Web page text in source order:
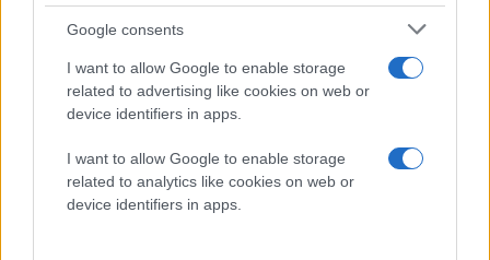
Google consents
I want to allow Google to enable storage
related to advertising like cookies on web or
device identifiers in apps.
I want to allow Google to enable storage
related to analytics like cookies on web or
device identifiers in apps.
Περιστέρι μετά τα
πρόσφατα κρούσματα
Κυριακή 09 Αυγ 2026, 21:00